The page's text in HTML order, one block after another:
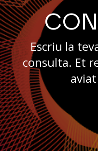
Escriu la
consulta. Et